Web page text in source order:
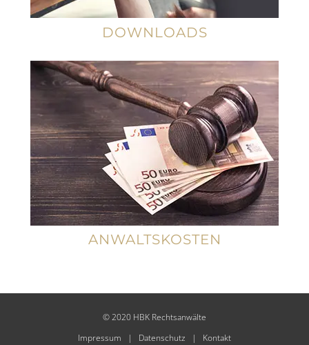
DOWNLOADS
ANWALTSKOSTEN
© 2020 HBK Rechtsanwälte
Impressum | Datenschutz | Kontakt